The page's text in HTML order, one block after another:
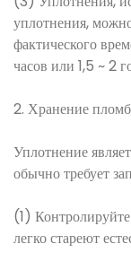
уплотнения,
фактического
часов или 1,5 ~ 2
2. Хранение пломб
Уплотнение
обычно требует
(1)
легко стареют